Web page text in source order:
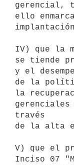
gerencial,
ello
IV) que la
se tiende
y el
de la
la
través
de la alta
V) que el
Inciso 07